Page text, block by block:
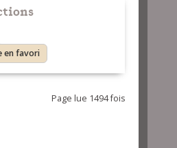
en favori
Page lue 1494 fois